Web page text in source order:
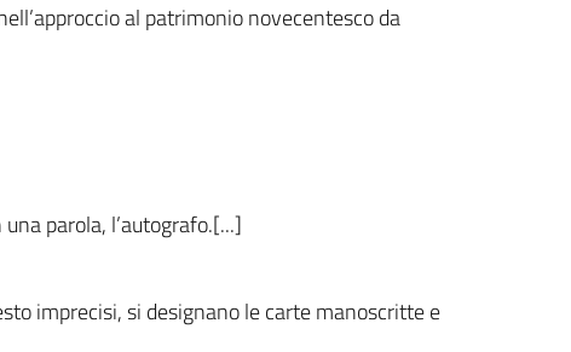
al patrimonio novecentesco da
parola, l’autografo.[...]
imprecisi, si designano le carte manoscritte e